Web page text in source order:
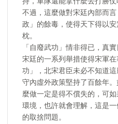
不過，這麼做對宋廷內部而
政」的餘毒，使得天下得以
枕。
「自廢武功」情非得已，真
宋廷的一系列舉措使得宋軍
功」，北宋君臣未必不知道
守內虛外政策堅持了百餘年
麼做一定是得不償失的，可
環境，也許就會理解，這是一
的取捨問題。